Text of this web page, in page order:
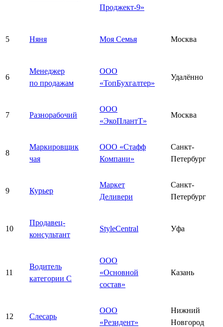
Проджект-9»
5 Няня Моя Семья Москва
6
Менеджер
по продажам
ООО
«ТопБухгалтер»
Удалённо
7 Разнорабочий
ООО
«ЭкоПлантТ»
Москва
8
Маркировщик
чая
ООО «Стафф
Компани»
Санкт-
Петербург
9 Курьер
Маркет
Деливери
Санкт-
Петербург
10
Продавец-
консультант
StyleCentral Уфа
11
Водитель
категории С
ООО
«Основной
состав»
Казань
12 Слесарь
ООО
«Резидент»
Нижний
Новгород